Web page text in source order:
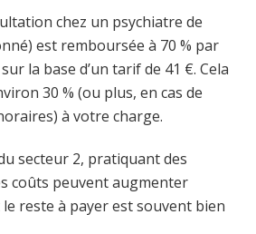
chez un psychiatre de
est remboursée à 70 % par
la base d’un tarif de 41 €. Cela
30 % (ou plus, en cas de
à votre charge.
secteur 2, pratiquant des
coûts peuvent augmenter
reste à payer est souvent bien